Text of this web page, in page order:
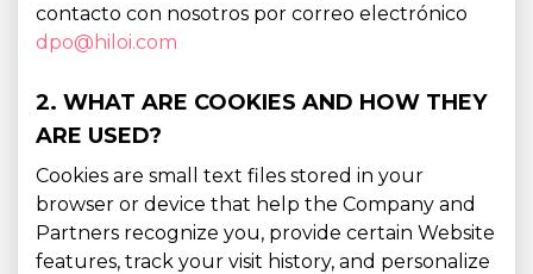
contacto con nosotros por correo electrónico
dpo@hiloi.com
2. WHAT ARE COOKIES AND HOW THEY
ARE USED?
Cookies are small text files stored in your
browser or device that help the Company and
Partners recognize you, provide certain Website
features, track your visit history, and personalize